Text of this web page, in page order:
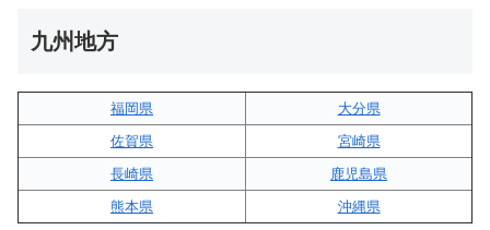
九州地方
福岡県
大分県
佐賀県
宮崎県
長崎県
鹿児島県
熊本県
沖縄県